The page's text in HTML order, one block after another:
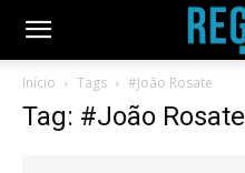
Início Tags #João Rosate
Tag: #João Rosate